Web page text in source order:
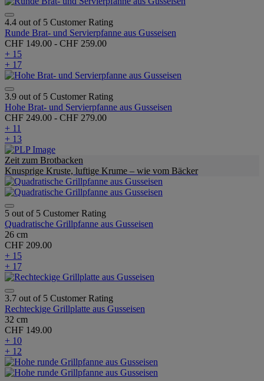
4.4 out of 5 Customer Rating
Runde Brat- und Servierpfanne aus Gusseisen
CHF 149.00 - CHF 259.00
+ 15
+ 17
3.9 out of 5 Customer Rating
Hohe Brat- und Servierpfanne aus Gusseisen
CHF 249.00 - CHF 279.00
+ 11
+ 13
Zeit zum Brotbacken
Knusprige Kruste, luftige Krume – wie vom Bäcker
5 out of 5 Customer Rating
Quadratische Grillpfanne aus Gusseisen
26 cm
CHF 209.00
+ 15
+ 17
3.7 out of 5 Customer Rating
Rechteckige Grillplatte aus Gusseisen
32 cm
CHF 149.00
+ 10
+ 12